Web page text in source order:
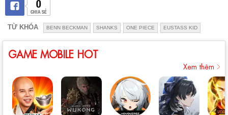
CHIA SẺ
TỪ KHÓA BENN BECKMAN SHANKS ONE PIECE EUSTASS KID
GAME MOBILE HOT
Xem thêm